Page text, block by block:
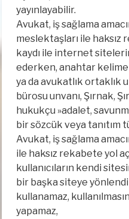
yayınlayabilir.
Avukat, iş sağlama
meslektaşları ile haksız
kaydı ile internet
ederken, anahtar
ya da avukatlık ortaklık
bürosu unvanı, Şırnak,
hukukçu »adalet,
bir sözcük veya tanıtım
Avukat, iş sağlama
ile haksız rekabete yol
kullanıcıların kendi
bir başka siteye
kullanamaz,
yapamaz,